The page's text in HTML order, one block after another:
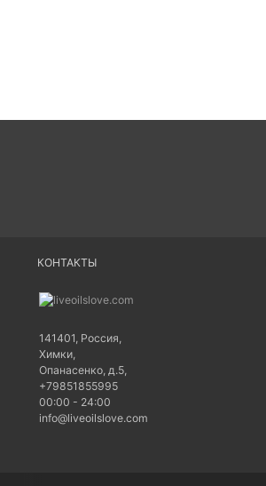
КОНТАКТЫ
141401, Россия,
Химки,
Опанасенко, д.5,
+79851855995
00:00 - 24:00
info@liveoilslove.com